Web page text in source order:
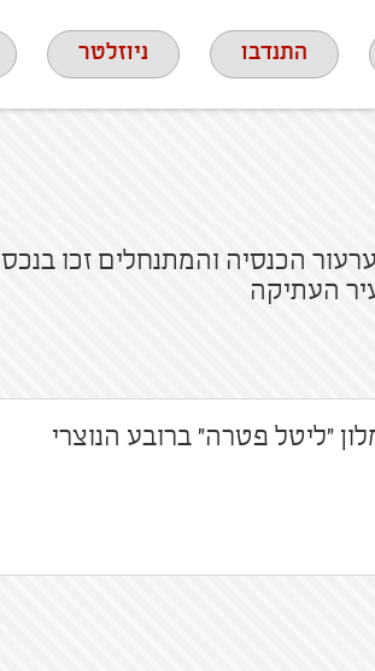
התנדבו ניוזלטר
הכנסיה והמתנחלים זכו בנכס
העתיקה
"ליטל פטרה" ברובע הנוצרי